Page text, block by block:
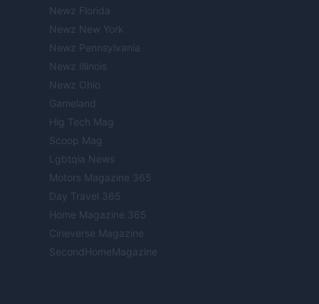
Newz Florida
Newz New York
Newz Pennsylvania
Newz Illinois
Newz Ohio
Gameland
Hig Tech Mag
Scoop Mag
Lgbtqia News
Motors Magazine 365
Day Travel 365
Home Magazine 365
Cineverse Magazine
SecondHomeMagazine